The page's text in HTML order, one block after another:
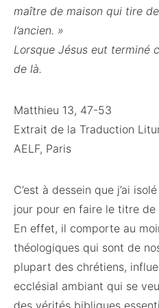
maître de maison qui tire
l’ancien. »
Lorsque Jésus eut terminé
de là.
Matthieu 13, 47-53
Extrait de la Traduction
AELF, Paris
C’est à dessein que j’ai
jour pour en faire le titre
En effet, il comporte au
théologiques qui sont de
plupart des chrétiens,
ecclésial ambiant qui se